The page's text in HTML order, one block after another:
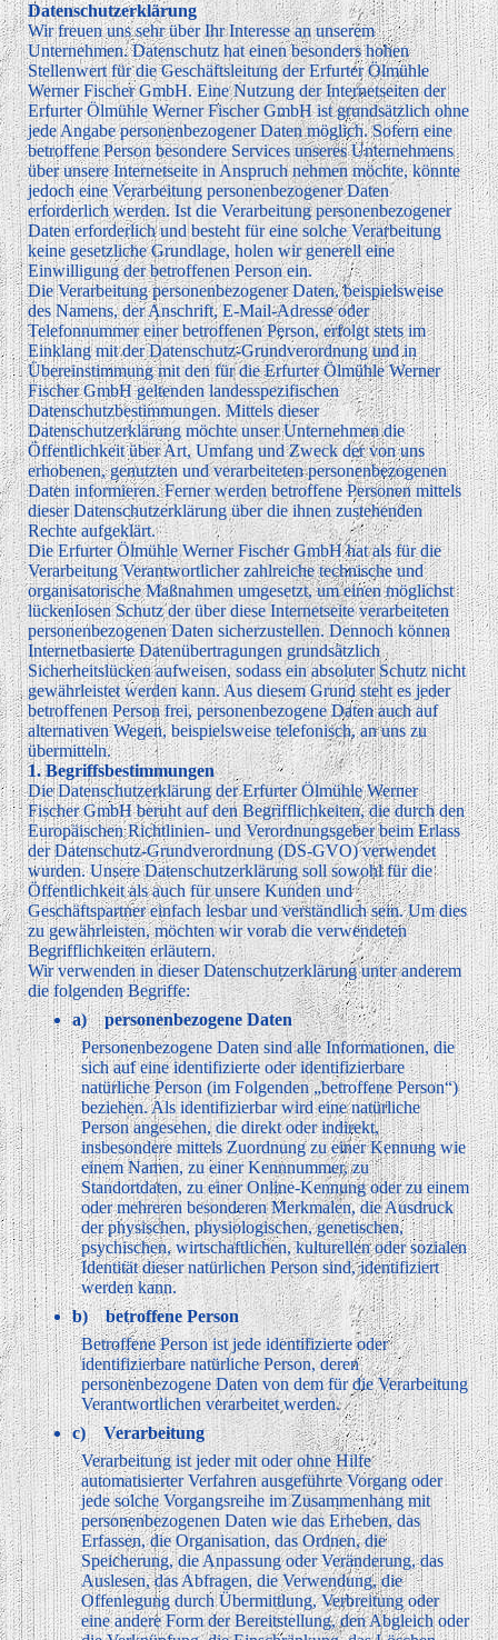
Datenschutzerklärung
Wir freuen uns sehr über Ihr Interesse an unserem
Unternehmen. Datenschutz hat einen besonders hohen
Stellenwert für die Geschäftsleitung der Erfurter Ölmühle
Werner Fischer GmbH. Eine Nutzung der Internetseiten der
Erfurter Ölmühle Werner Fischer GmbH ist grundsätzlich ohne
jede Angabe personenbezogener Daten möglich. Sofern eine
betroffene Person besondere Services unseres Unternehmens
über unsere Internetseite in Anspruch nehmen möchte, könnte
jedoch eine Verarbeitung personenbezogener Daten
erforderlich werden. Ist die Verarbeitung personenbezogener
Daten erforderlich und besteht für eine solche Verarbeitung
keine gesetzliche Grundlage, holen wir generell eine
Einwilligung der betroffenen Person ein.
Die Verarbeitung personenbezogener Daten, beispielsweise
des Namens, der Anschrift, E-Mail-Adresse oder
Telefonnummer einer betroffenen Person, erfolgt stets im
Einklang mit der Datenschutz-Grundverordnung und in
Übereinstimmung mit den für die Erfurter Ölmühle Werner
Fischer GmbH geltenden landesspezifischen
Datenschutzbestimmungen. Mittels dieser
Datenschutzerklärung möchte unser Unternehmen die
Öffentlichkeit über Art, Umfang und Zweck der von uns
erhobenen, genutzten und verarbeiteten personenbezogenen
Daten informieren. Ferner werden betroffene Personen mittels
dieser Datenschutzerklärung über die ihnen zustehenden
Rechte aufgeklärt.
Die Erfurter Ölmühle Werner Fischer GmbH hat als für die
Verarbeitung Verantwortlicher zahlreiche technische und
organisatorische Maßnahmen umgesetzt, um einen möglichst
lückenlosen Schutz der über diese Internetseite verarbeiteten
personenbezogenen Daten sicherzustellen. Dennoch können
Internetbasierte Datenübertragungen grundsätzlich
Sicherheitslücken aufweisen, sodass ein absoluter Schutz nicht
gewährleistet werden kann. Aus diesem Grund steht es jeder
betroffenen Person frei, personenbezogene Daten auch auf
alternativen Wegen, beispielsweise telefonisch, an uns zu
übermitteln.
1. Begriffsbestimmungen
Die Datenschutzerklärung der Erfurter Ölmühle Werner
Fischer GmbH beruht auf den Begrifflichkeiten, die durch den
Europäischen Richtlinien- und Verordnungsgeber beim Erlass
der Datenschutz-Grundverordnung (DS-GVO) verwendet
wurden. Unsere Datenschutzerklärung soll sowohl für die
Öffentlichkeit als auch für unsere Kunden und
Geschäftspartner einfach lesbar und verständlich sein. Um dies
zu gewährleisten, möchten wir vorab die verwendeten
Begrifflichkeiten erläutern.
Wir verwenden in dieser Datenschutzerklärung unter anderem
die folgenden Begriffe:
a) personenbezogene Daten
Personenbezogene Daten sind alle Informationen, die
sich auf eine identifizierte oder identifizierbare
natürliche Person (im Folgenden „betroffene Person“)
beziehen. Als identifizierbar wird eine natürliche
Person angesehen, die direkt oder indirekt,
insbesondere mittels Zuordnung zu einer Kennung wie
einem Namen, zu einer Kennnummer, zu
Standortdaten, zu einer Online-Kennung oder zu einem
oder mehreren besonderen Merkmalen, die Ausdruck
der physischen, physiologischen, genetischen,
psychischen, wirtschaftlichen, kulturellen oder sozialen
Identität dieser natürlichen Person sind, identifiziert
werden kann.
b) betroffene Person
Betroffene Person ist jede identifizierte oder
identifizierbare natürliche Person, deren
personenbezogene Daten von dem für die Verarbeitung
Verantwortlichen verarbeitet werden.
c) Verarbeitung
Verarbeitung ist jeder mit oder ohne Hilfe
automatisierter Verfahren ausgeführte Vorgang oder
jede solche Vorgangsreihe im Zusammenhang mit
personenbezogenen Daten wie das Erheben, das
Erfassen, die Organisation, das Ordnen, die
Speicherung, die Anpassung oder Veränderung, das
Auslesen, das Abfragen, die Verwendung, die
Offenlegung durch Übermittlung, Verbreitung oder
eine andere Form der Bereitstellung, den Abgleich oder